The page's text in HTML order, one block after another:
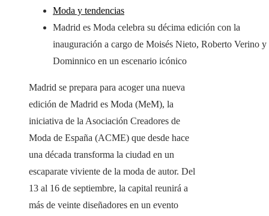
Moda y tendencias
Madrid es Moda celebra su décima edición con la
inauguración a cargo de Moisés Nieto, Roberto Verino y
Dominnico en un escenario icónico
Madrid se prepara para acoger una nueva
edición de Madrid es Moda (MeM), la
iniciativa de la Asociación Creadores de
Moda de España (ACME) que desde hace
una década transforma la ciudad en un
escaparate viviente de la moda de autor. Del
13 al 16 de septiembre, la capital reunirá a
más de veinte diseñadores en un evento